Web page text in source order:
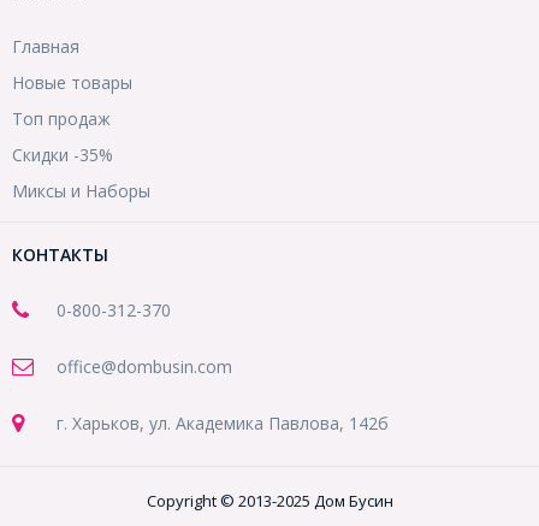
Главная
Новые товары
Топ продаж
Скидки -35%
Миксы и Наборы
КОНТАКТЫ
0-800-312-370
office@dombusin.com
г. Харьков, ул. Академика Павлова, 142б
Copyright © 2013-2025 Дом Бусин